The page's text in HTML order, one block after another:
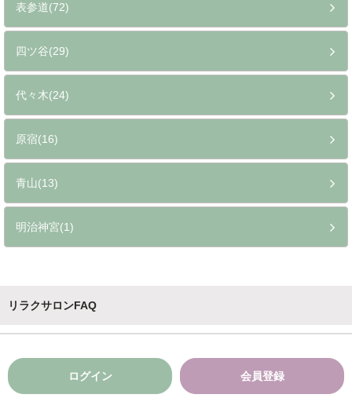
表参道(72)
四ツ谷(29)
代々木(24)
原宿(16)
青山(13)
明治神宮(1)
リラクサロンFAQ
ログイン 会員登録